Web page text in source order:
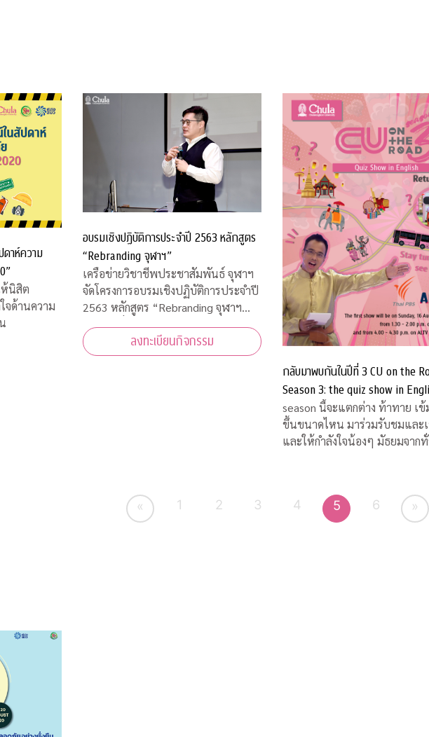
าห์ความ
ห้นิสิต
จด้านความ
อบรมเชิงปฏิบัติการประจำปี 2563 หลักสูตร
“Rebranding จุฬาฯ”
เครือข่ายวิชาชีพประชาสัมพันธ์ จุฬาฯ
จัดโครงการอบรมเชิงปฏิบัติการประจำปี
2563 หลักสูตร “Rebranding จุฬาฯ
และการสื่อสารประชาสัมพันธ์ภายหลัง
สถานการณ์โควิด-19”
ลงทะเบียนกิจกรรม
กลับมาพบกันในปีที่ 3 CU on the
Season 3: the quiz show in
คิดชิงไหวชิงพริบสุดมันส์ ส่งตรงถึง
season นี้จะแตกต่าง ท้าทาย เ
ขึ้นขนาดไหน มาร่วมรับชมและเชียร์
และให้กำลังใจน้องๆ มัธยมจาก
กันทางสถานีโทรทัศน์เอแอลทีวี
« 1 2 3 4 5 6 »